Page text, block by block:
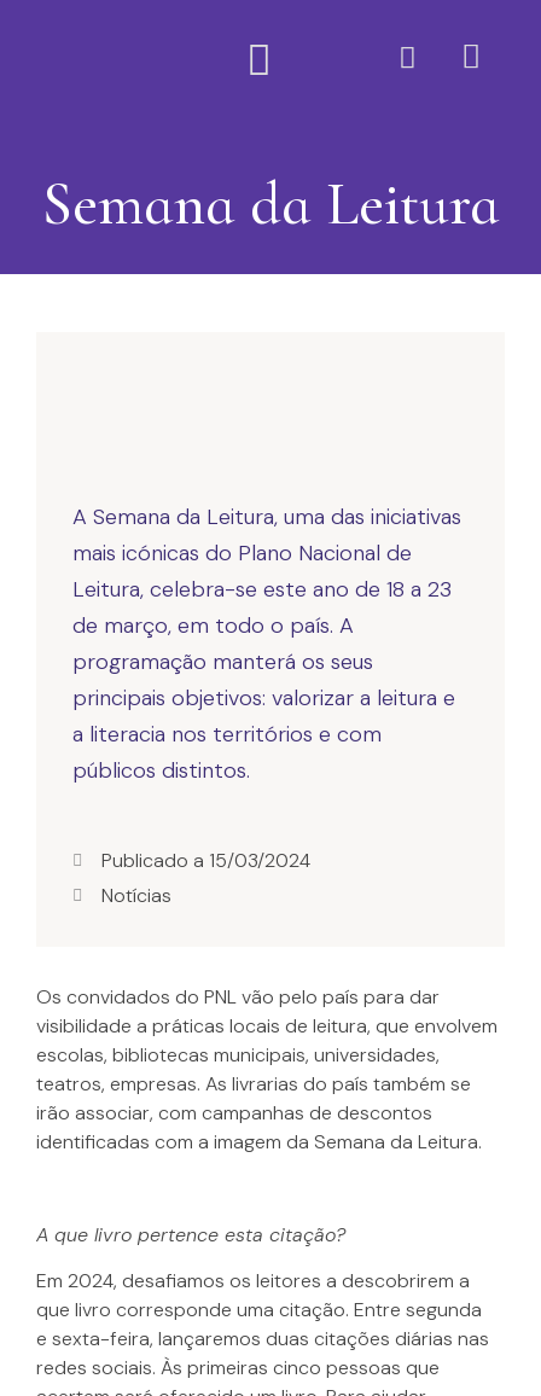
Semana da Leitura
A Semana da Leitura, uma das iniciativas
mais icónicas do Plano Nacional de
Leitura, celebra-se este ano de 18 a 23
de março, em todo o país. A
programação manterá os seus
principais objetivos: valorizar a leitura e
a literacia nos territórios e com
públicos distintos.
Publicado a 15/03/2024
Notícias
Os convidados do PNL vão pelo país para dar
visibilidade a práticas locais de leitura, que envolvem
escolas, bibliotecas municipais, universidades,
teatros, empresas. As livrarias do país também se
irão associar, com campanhas de descontos
identificadas com a imagem da Semana da Leitura.
A que livro pertence esta citação?
Em 2024, desafiamos os leitores a descobrirem a
que livro corresponde uma citação. Entre segunda
e sexta-feira, lançaremos duas citações diárias nas
redes sociais. Às primeiras cinco pessoas que